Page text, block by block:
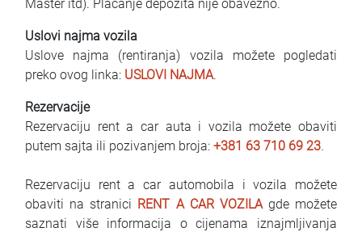
Master itd). Plaćanje depozita nije obavezno.
Uslovi najma vozila
Uslove najma (rentiranja) vozila možete pogledati
preko ovog linka: USLOVI NAJMA.
Rezervacije
Rezervaciju rent a car auta i vozila možete obaviti
putem sajta ili pozivanjem broja: +381 63 710 69 23.
Rezervaciju rent a car automobila i vozila možete
obaviti na stranici RENT A CAR VOZILAgde možete
saznati više informacija o cijenama iznajmljivanja